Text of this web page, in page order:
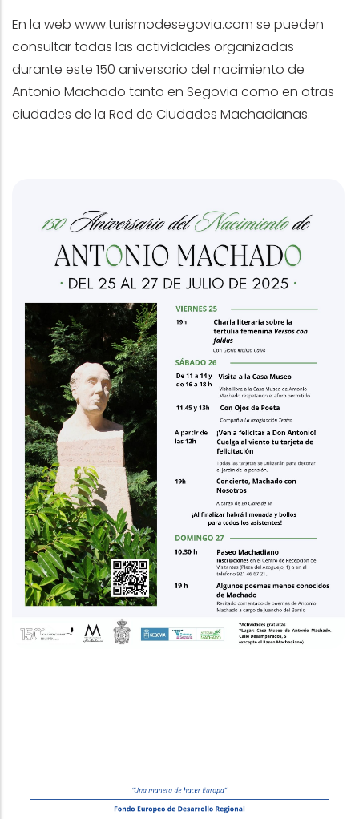
En la web www.turismodesegovia.com se pueden
consultar todas las actividades organizadas
durante este 150 aniversario del nacimiento de
Antonio Machado tanto en Segovia como en otras
ciudades de la Red de Ciudades Machadianas.